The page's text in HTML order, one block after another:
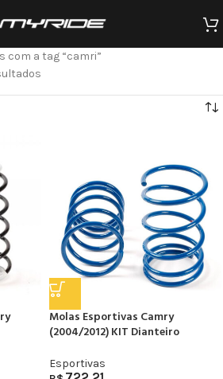
com a tag “camri”
Molas Esportivas Camry
(2004/2012) KIT Dianteiro
Esportivas